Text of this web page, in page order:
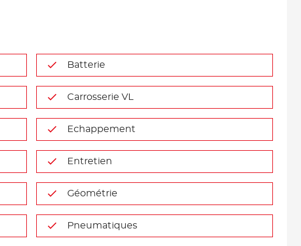
Batterie
Carrosserie VL
Echappement
Entretien
Géométrie
Pneumatiques